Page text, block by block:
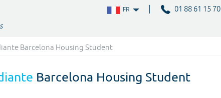
FR 01 88 61 15 70
Barcelona Housing Student
Barcelona Housing Student